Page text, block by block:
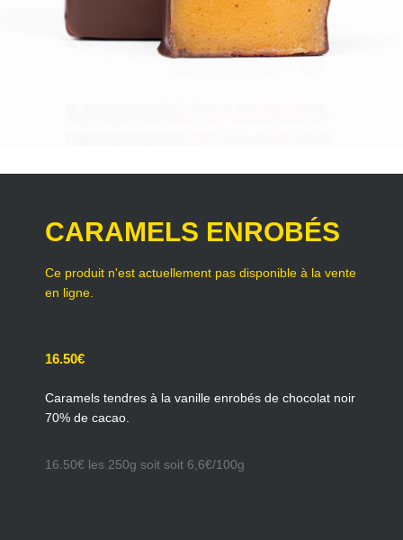
CARAMELS ENROBÉS
16.50€
Caramels tendres à la vanille enrobés de chocolat noir
70% de cacao.
16.50€ les 250g soit soit 6,6€/100g